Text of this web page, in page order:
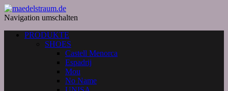
Navigation umschalten
PRODUKTE
SHOES
Castell Menorca
Espadrij
Mou
No Name